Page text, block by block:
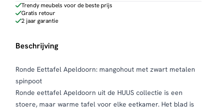
Trendy meubels voor de beste prijs
Gratis retour
2 jaar garantie
Beschrijving
Ronde Eettafel Apeldoorn: mangohout met zwart metalen
spinpoot
Ronde eettafel Apeldoorn uit de HUUS collectie is een
stoere, maar warme tafel voor elke eetkamer. Het blad is